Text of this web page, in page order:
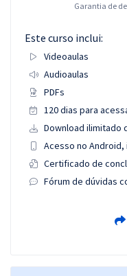
Garantia de
Este curso inclui:
Videoaulas
Audioaulas
PDFs
120 dias para
Download ilimitado
Acesso no Android,
Certificado de
Fórum de dúvidas